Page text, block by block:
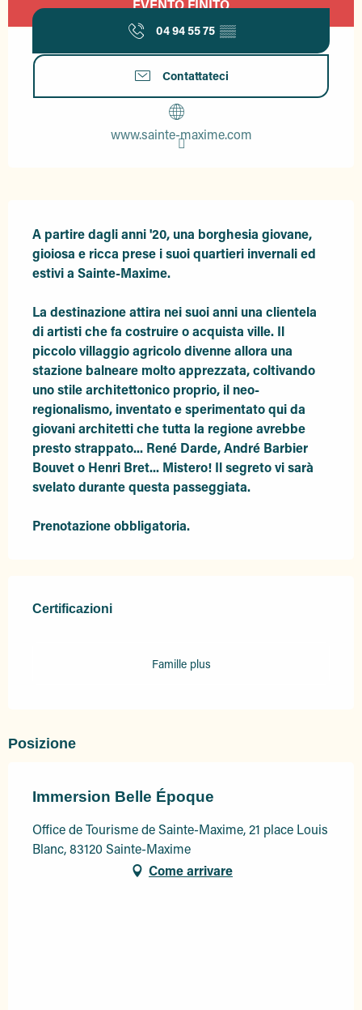
EVENTO FINITO
04 94 55 75 ▒▒
Contattateci
www.sainte-maxime.com
A partire dagli anni '20, una borghesia giovane,
gioiosa e ricca prese i suoi quartieri invernali ed
estivi a Sainte-Maxime.
La destinazione attira nei suoi anni una clientela
di artisti che fa costruire o acquista ville. Il
piccolo villaggio agricolo divenne allora una
stazione balneare molto apprezzata, coltivando
uno stile architettonico proprio, il neo-
regionalismo, inventato e sperimentato qui da
giovani architetti che tutta la regione avrebbe
presto strappato... René Darde, André Barbier
Bouvet o Henri Bret... Mistero! Il segreto vi sarà
svelato durante questa passeggiata.
Prenotazione obbligatoria.
Certificazioni
Certificazioni
Famille plus
Posizione
Immersion Belle Époque
Office de Tourisme de Sainte-Maxime, 21 place Louis
Blanc, 83120 Sainte-Maxime
Come arrivare